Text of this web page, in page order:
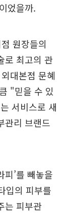
었을까.
원장들의
로 최고의 관
대본점 문혜
"믿을 수 있
서비스로 새
관리 브랜드
피’를 빼놓을
입의 피부를
는 피부관